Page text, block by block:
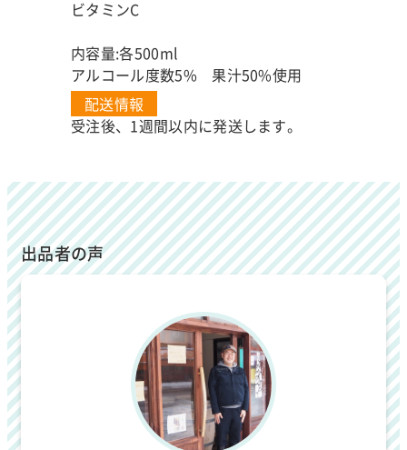
ビタミンC
内容量:各500ml
アルコール度数5% 果汁50%使用
配送情報
受注後、1週間以内に発送します。
出品者の声